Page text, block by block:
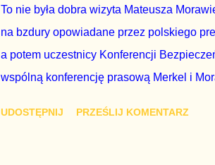
To nie była dobra wizyta Mateusza
na bzdury opowiadane przez polskiego
a potem uczestnicy Konferencji
wspólną konferencję prasową Merkel i
UDOSTĘPNIJ PRZEŚLIJ KOMENTARZ